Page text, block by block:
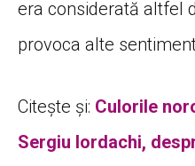
era considerată altfel
provoca alte
Citește și: Culorile
Sergiu Iordachi,